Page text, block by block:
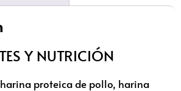
Y NUTRICIÓN
proteica de pollo, harina